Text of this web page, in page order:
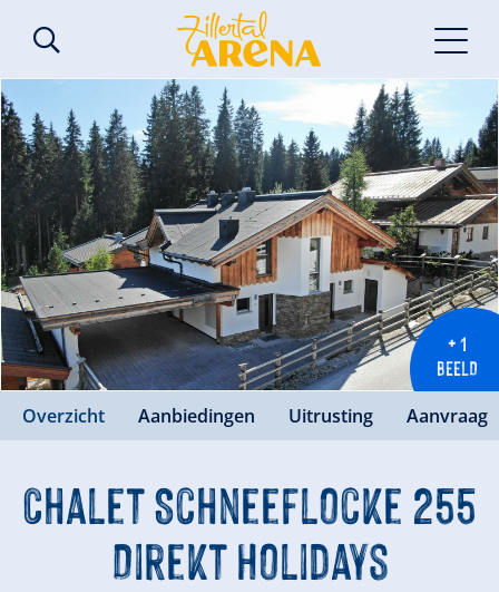
+ 1
BEELD
Overzicht Aanbiedingen Uitrusting Aanvraag
Chalet Schneeflocke 255
Direkt Holidays